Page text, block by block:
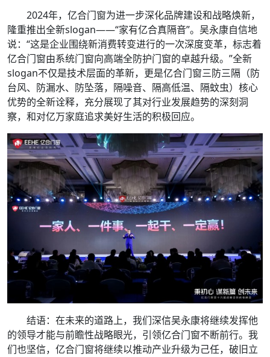
2024年，亿合门窗为进一步深化品牌建设和战略焕新，
隆重推出全新slogan——“家有亿合真隔音”。吴永康自信地
说：“这是企业围绕新消费转变进行的一次深度变革，标志着
亿合门窗由系统门窗向高端全防护门窗的卓越升级。”全新
slogan不仅是技术层面的革新，更是亿合门窗三防三隔（防
台风、防漏水、防坠落，隔噪音、隔高低温、隔蚊虫）核心
优势的全新诠释，充分展现了其对行业发展趋势的深刻洞
察，和对亿万家庭追求美好生活的积极回应。
结语：在未来的道路上，我们深信吴永康将继续发挥他
的领导才能与前瞻性战略眼光，引领亿合门窗不断前行。我
们也坚信，亿合门窗将继续以推动产业升级为己任，破旧立